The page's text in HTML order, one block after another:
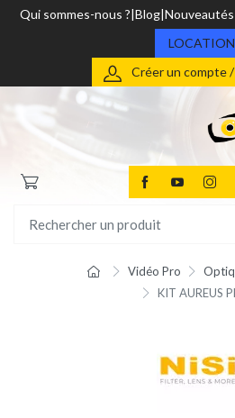
Qui sommes-nous ? Blog Nouveautés
LOCATION
Créer un compte
Vidéo Pro
KIT AUREUS